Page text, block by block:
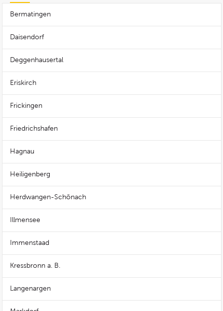
Bermatingen
Daisendorf
Deggenhausertal
Eriskirch
Frickingen
Friedrichshafen
Hagnau
Heiligenberg
Herdwangen-Schönach
Illmensee
Immenstaad
Kressbronn a. B.
Langenargen